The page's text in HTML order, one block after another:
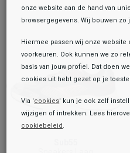
Toegevoegd aan je
onze website aan de hand van
browsergegevens. Wij bouwen
Hiermee passen wij onze
voorkeuren. Ook kunnen we zo
basis van jouw profiel. Dat doen
cookies uit hebt gezet op je
Via 'cookies' kun je ook zelf
wijzigen of intrekken. Lees
cookiebeleid.